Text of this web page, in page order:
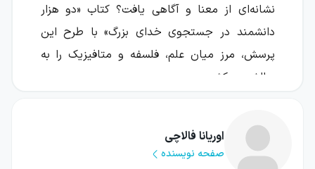
نشانه‌ای از معنا و آگاهی یافت؟ کتاب «دو هزار
دانشمند در جستجوی خدای بزرگ» با طرح این
پرسش، مرز میان علم، فلسفه و متافیزیک را به
چالش می‌کشد.
روبه‌رو می‌کند؛ تصویری که در آن جهان صرفاً یک
ماشین مکانیکی نیست، بلکه می‌تواند نوعی نظم
اوریانا فالاچی
صفحه نویسنده